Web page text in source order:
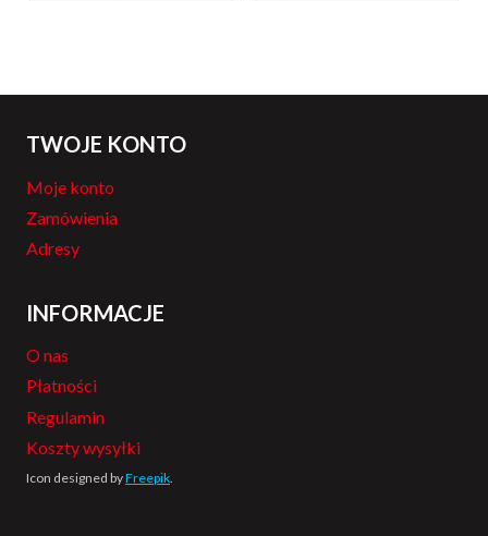
TWOJE KONTO
Moje konto
Zamówienia
Adresy
INFORMACJE
O nas
Płatności
Regulamin
Koszty wysyłki
Icon designed byFreepik.